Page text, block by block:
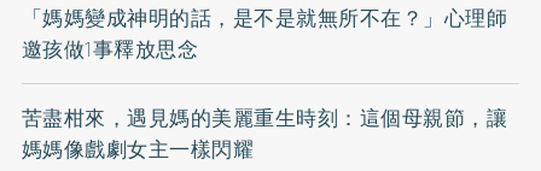
「媽媽變成神明的話，是不是就無所不在？」心理師
邀孩做1事釋放思念
苦盡柑來，遇見媽的美麗重生時刻：這個母親節，讓
媽媽像戲劇女主一樣閃耀